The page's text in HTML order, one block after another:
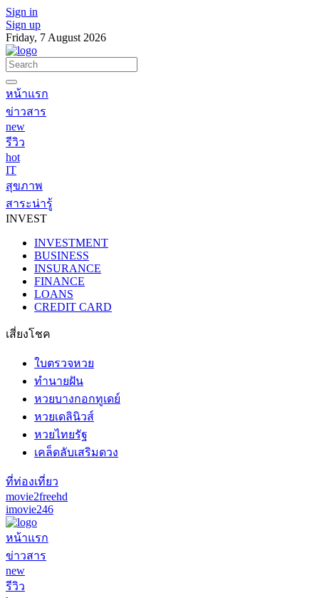
Sign in
Sign up
Friday, 7 August 2026
หน้าแรก
ข่าวสาร
new
รีวิว
hot
IT
สุขภาพ
สาระน่ารู้
INVEST
INVESTMENT
BUSINESS
INSURANCE
FINANCE
LOANS
CREDIT CARD
เสี่ยงโชค
ใบตรวจหวย
ทำนายฝัน
หวยบางกอกทูเดย์
หวยเดลินิวส์
หวยไทยรัฐ
เคล็ดลับเสริมดวง
ที่ท่องเที่ยว
movie2freehd
imovie246
หน้าแรก
ข่าวสาร
new
รีวิว